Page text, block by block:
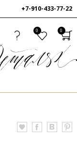
+7-910-433-77-22
0 0